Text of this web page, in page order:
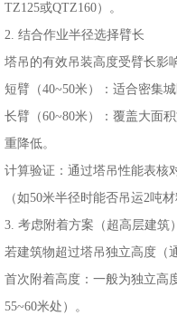
TZ125或QTZ160）。
2. 结合作业半径选择臂长
塔吊的有效吊装高度受臂长影
短臂（40~50米）：适合密集
长臂（60~80米）：覆盖大面
重降低。
计算验证：通过塔吊性能表核
（如50米半径时能否吊运2吨材
3. 考虑附着方案（超高层建筑）
若建筑物超过塔吊独立高度（
首次附着高度：一般为独立高
55~60米处）。